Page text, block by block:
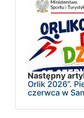
Następny
Orlik 2026”.
czerwca w